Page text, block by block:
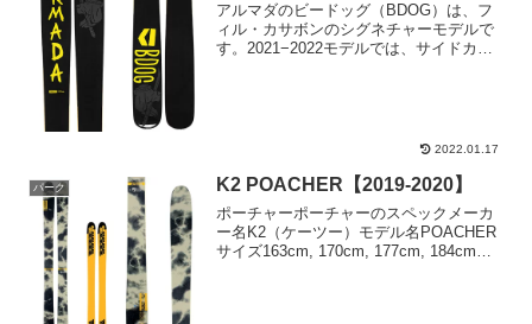
アルマダのビードッグ（BDOG）は、フ
ィル・カサボンのシグネチャーモデルで
す。2021−2022モデルでは、サイドカッ
2022.01.17
パーク K2 POACHER【2019-2020】
ポーチャーポーチャーのスペックメーカ
ー名K2（ケーツー）モデル名POACHER
サイズ163cm, 170cm, 177cm, 184cmサ